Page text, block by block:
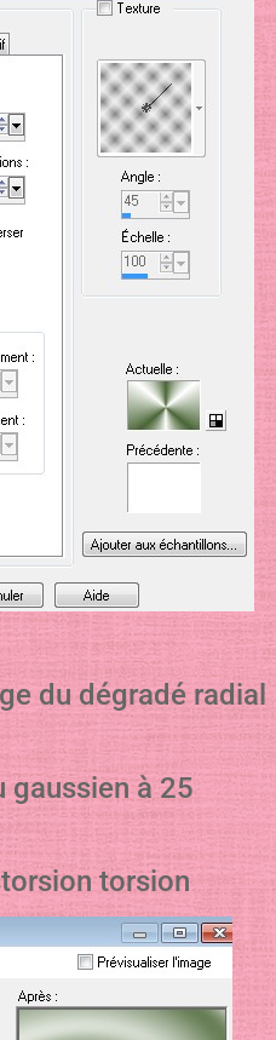
du dégradé radial
gaussien à 25
torsion